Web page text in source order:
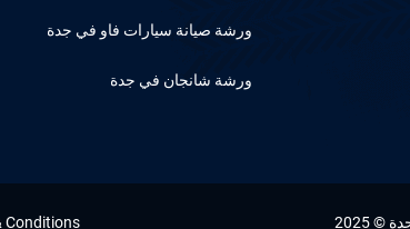
ورشة صيانة سيارات فاو في جدة
ورشة شانجان في جدة
2025
Conditions